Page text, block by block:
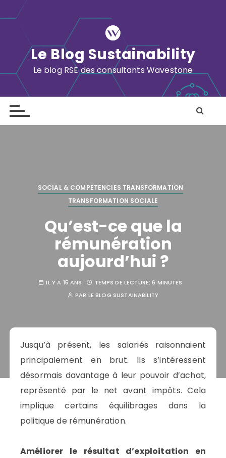
k
o
Le Blog Sustainability
Le blog RSE des consultants Wavestone
SOCIAL & COMPETENCIES TRANSFORMATION
TRANSFORMATION SOCIALE
Qu’est-ce que la
rémunération
aujourd’hui ?
IL Y A 15 ANS TEMPS DE LECTURE: 6 MINUTES
PAR LE BLOG SUSTAINABILITY
Jusqu’à présent, les salariés raisonnaient
principalement en brut. Ils s’intéressent
désormais davantage à leur pouvoir d’achat,
représenté par le net avant impôts. Cela
implique certains équilibrages dans la
politique de rémunération.
Améliorer le résultat d’exploitation en